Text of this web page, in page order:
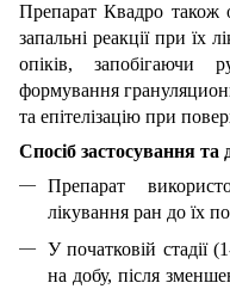
Препарат Квадро також
запальні реакції при їх
опіків, запобігаючи
формування
та епітелізацію при
Спосіб застосування та
Препарат
лікування ран до їх
У початковій стадії
на добу, після